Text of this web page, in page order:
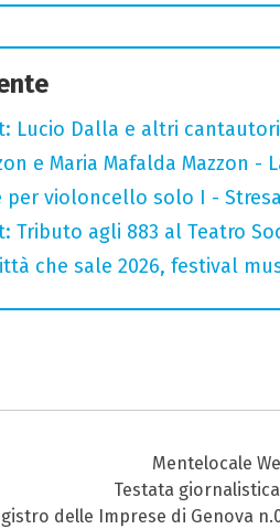
Lucio Dalla e altri
e Maria Mafalda Mazzon -
per violoncello solo I -
Tributo agli 883 al Teatro
che sale 2026, festival
Mentelocale
Testata
delle Imprese di Genova